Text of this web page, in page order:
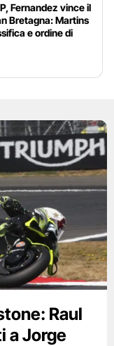
Fernandez vince il
Bretagna: Martins
e ordine di
Raul
a Jorge